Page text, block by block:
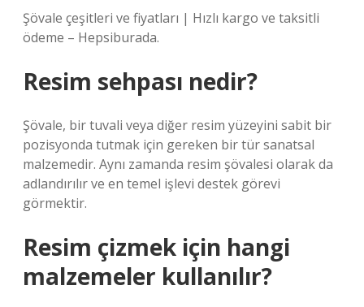
Şövale çeşitleri ve fiyatları | Hızlı kargo ve taksitli
ödeme – Hepsiburada.
Resim sehpası nedir?
Şövale, bir tuvali veya diğer resim yüzeyini sabit bir
pozisyonda tutmak için gereken bir tür sanatsal
malzemedir. Aynı zamanda resim şövalesi olarak da
adlandırılır ve en temel işlevi destek görevi
görmektir.
Resim çizmek için hangi
malzemeler kullanılır?